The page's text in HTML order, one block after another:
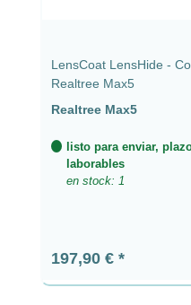
LensCoat LensHide -
Realtree Max5
Realtree Max5
listo para enviar,
laborables
en stock: 1
Precio normal:
197,90 €